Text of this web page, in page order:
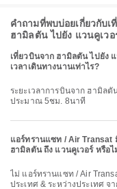
คำถามที่พบบ่อยเกี่ยวกับ
ฮามิลตัน ไปยัง แวนคูเวอ
เที่ยวบินจาก ฮามิลตัน ไปยัง
เวลาเดินทางนานเท่าไร?
ระยะเวลาการบินจาก ฮามิลตัน ไปยัง แวนคูเวอร์ กับ แอร์ทรานแซท / Air Transat
ประมาณ 5ชม. 8นาที
แอร์ทรานแซท / Air
ฮามิลตัน ถึง แวนคูเวอร์ หรือไ
ไม่ แอร์ทรานแซท / Air Transat ไม่รวมสัมภาระฟรีสำหรับเที่ยวบิน ภายใน
ประเทศ & ระหว่างประเทศ